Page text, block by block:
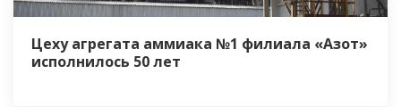
Цеху агрегата аммиака №1 филиала «Азот»
исполнилось 50 лет